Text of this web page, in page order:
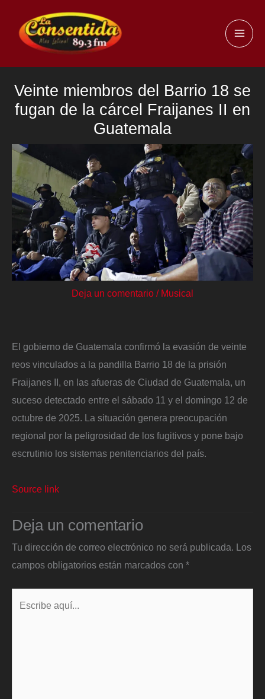
contenido
Veinte miembros del Barrio 18 se
fugan de la cárcel Fraijanes II en
Guatemala
Deja un comentario / Musical
El gobierno de Guatemala confirmó la evasión de veinte
reos vinculados a la pandilla Barrio 18 de la prisión
Fraijanes II, en las afueras de Ciudad de Guatemala, un
suceso detectado entre el sábado 11 y el domingo 12 de
octubre de 2025. La situación genera preocupación
regional por la peligrosidad de los fugitivos y pone bajo
escrutinio los sistemas penitenciarios del país.
Source link
Deja un comentario
Tu dirección de correo electrónico no será publicada.
Los
campos obligatorios están marcados con *